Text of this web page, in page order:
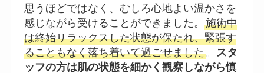
思うほどではなく、むしろ心地よい温かさを
感じながら受けることができました。施術中
は終始リラックスした状態が保たれ、緊張す
ることもなく落ち着いて過ごせました。 スタ
ッフの方は肌の状態を細かく観察しながら慎